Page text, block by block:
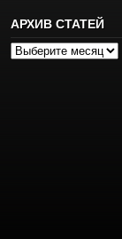
АРХИВ СТАТЕЙ
Архив